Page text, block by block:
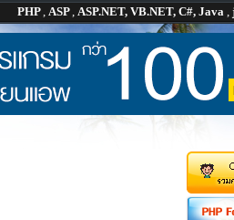
PHP, ASP, ASP.NET, VB.NET, C#, Java ,